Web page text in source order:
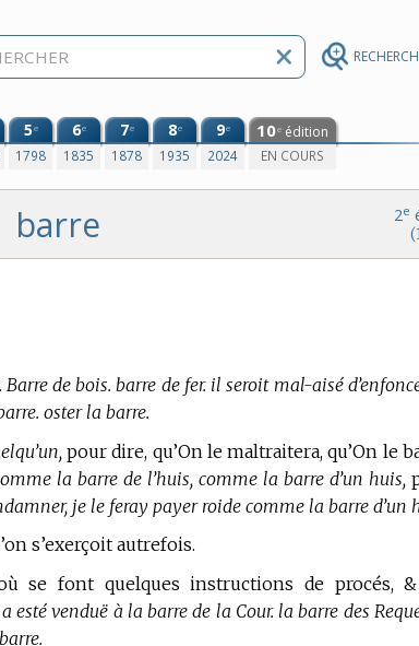
5e
1798
6e
1835
7e
1878
8e
1935
9e
2024
10e édition
EN COURS
2e
barre
Barre de bois. barre de fer. il seroit mal-aisé
oster la barre.
pour dire, qu’On le maltraitera, qu’On le
la barre de l’huis, comme la barre d’un huis,
je le feray payer roide comme la barre d’un
s’exerçoit autrefois.
se font quelques instructions de procés,
esté venduë à la barre de la Cour. la barre des